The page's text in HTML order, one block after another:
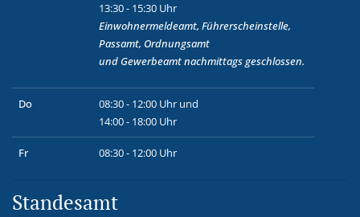
13:30 - 15:30 Uhr
Einwohnermeldeamt, Führerscheinstelle,
Passamt, Ordnungsamt
und Gewerbeamtnachmittags geschlossen.
Do
08:30 - 12:00 Uhr und
14:00 - 18:00 Uhr
Fr 08:30 - 12:00 Uhr
Standesamt